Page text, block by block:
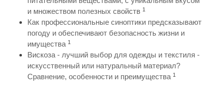
и множеством полезных свойств 1
Как профессиональные синоптики предсказывают
погоду и обеспечивают безопасность жизни и
имущества 1
Вискоза - лучший выбор для одежды и текстиля -
искусственный или натуральный материал?
Сравнение, особенности и преимущества 1